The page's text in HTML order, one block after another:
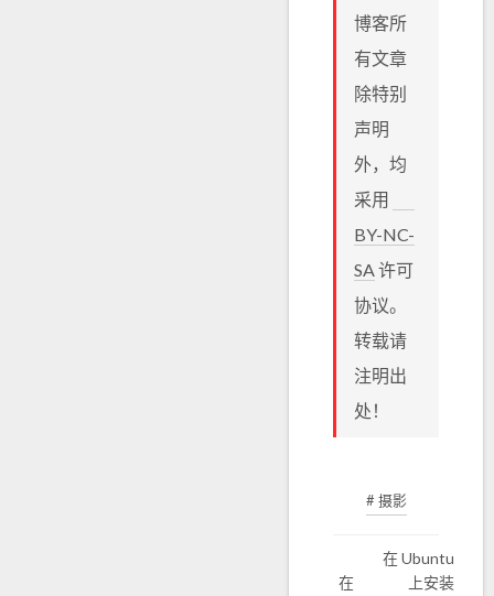
博客所
有文章
除特别
声明
外，均
采用
BY-NC-
SA许可
协议。
转载请
注明出
处！
# 摄影
在
在 Ubuntu
上安装